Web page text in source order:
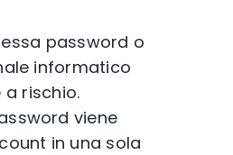
password o
informatico
rischio.
viene
in una sola